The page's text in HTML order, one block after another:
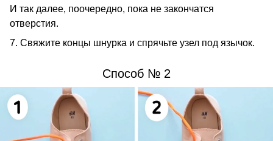
И так далее, поочередно, пока не закончатся
отверстия.
7. Свяжите концы шнурка и спрячьте узел под язычок.
Способ № 2